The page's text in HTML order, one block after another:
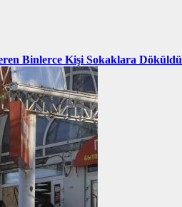
Binlerce Kişi Sokaklara Döküldü